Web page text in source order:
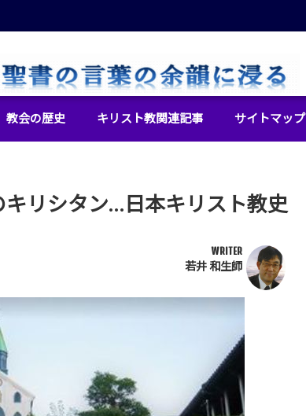
教会の歴史 キリスト教関連記事 サイトマップ
リシタン…日本キリスト教史
WRITER
若井 和生師